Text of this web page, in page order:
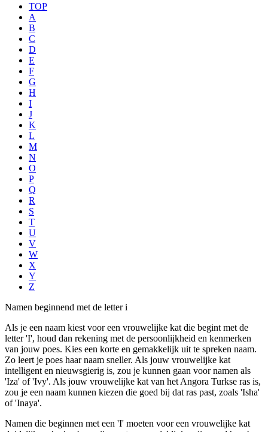
TOP
A
B
C
D
E
F
G
H
I
J
K
L
M
N
O
P
Q
R
S
T
U
V
W
X
Y
Z
Namen beginnend met de letter i
Als je een naam kiest voor een vrouwelijke kat die begint met de
letter 'I', houd dan rekening met de persoonlijkheid en kenmerken
van jouw poes. Kies een korte en gemakkelijk uit te spreken naam.
Zo leert je poes haar naam sneller. Als jouw vrouwelijke kat
intelligent en nieuwsgierig is, zou je kunnen gaan voor namen als
'Iza' of 'Ivy'. Als jouw vrouwelijke kat van het Angora Turkse ras is,
zou je een naam kunnen kiezen die goed bij dat ras past, zoals 'Isha'
of 'Inaya'.
Namen die beginnen met een 'I' moeten voor een vrouwelijke kat